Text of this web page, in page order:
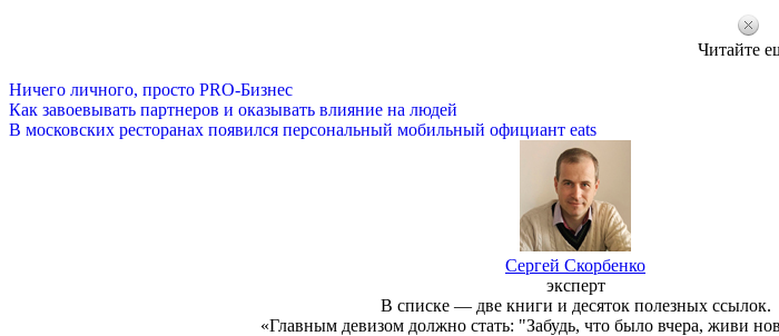
Читайте
Ничего личного, просто PRO-Бизнес
Как завоевывать партнеров и оказывать влияние на людей
В московских ресторанах появился персональный мобильный официант eats
Сергей Скорбенко
эксперт
В списке — две книги и десяток полезных ссылок.
«Главным девизом должно стать: "Забудь, что было вчера, живи